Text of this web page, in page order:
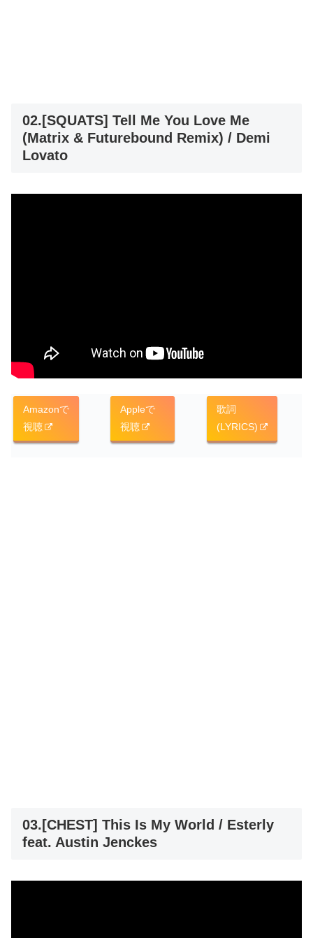
02.[SQUATS] Tell Me You Love Me
(Matrix & Futurebound Remix) / Demi
Lovato
Amazonで
視聴
Appleで
視聴
歌詞
(LYRICS)
03.[CHEST] This Is My World / Esterly
feat. Austin Jenckes